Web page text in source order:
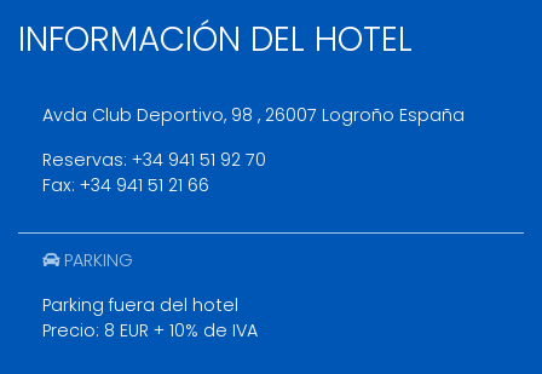
INFORMACIÓN DEL HOTEL
Avda Club Deportivo, 98 , 26007 Logroño España
Reservas: +34 941 51 92 70
Fax: +34 941 51 21 66
PARKING
Parking fuera del hotel
Precio: 8 EUR + 10% de IVA